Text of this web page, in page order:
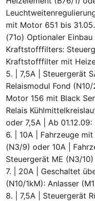
mit Motor 651 bis
(71o) Optionaler
Kraftstofffilters:
Kraftstofffilter mit
5. | 7,5A | Steuergerät
Relaismodul Fond
Motor 156 mit Black
Relais
oder 7,5A | Ab
6. | 10A | Fahrzeuge
(N3/9) oder 10A |
Steuergerät ME (N3/10)
7. | 20A | Geschaltet
(N10/1kM): Anlasser
8. | 7,5A | Steuergerät